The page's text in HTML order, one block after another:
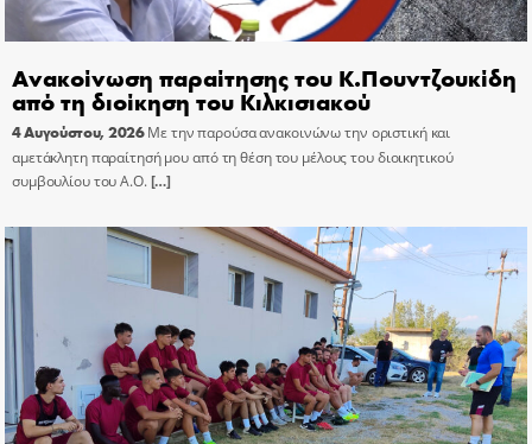
Ανακοίνωση παραίτησης του Κ.Πουντζουκίδη
από τη διοίκηση του Κιλκισιακού
4 Αυγούστου, 2026 Με την παρούσα ανακοινώνω την οριστική και
αμετάκλητη παραίτησή μου από τη θέση του μέλους του διοικητικού
συμβουλίου του Α.Ο.[…]